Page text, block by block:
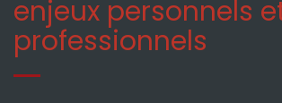
enjeux personnels
professionnels